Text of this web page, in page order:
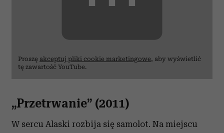
społecznościowym, reklamowym i analitycznym.
otrzymanymi od Ciebie lub uzyskanymi podczas
Proszę akceptuj pliki cookie marketingowe, aby wyświetlić
tę zawartość YouTube.
„Przetrwanie” (2011)
W sercu Alaski rozbija się samolot. Na miejscu